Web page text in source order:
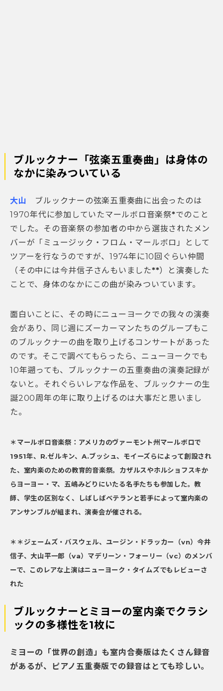
ブルックナー「弦楽五重奏曲」は身体の
なかに染みついている
大山
ブルックナーの弦楽五重奏曲に出会ったのは
1970年代に参加していたマールボロ音楽祭*でのこと
でした。その音楽祭の参加者の中から選抜されたメン
バーが「ミュージック・フロム・マールボロ」として
ツアーを行なうのですが、1974年に10回ぐらい仲間
（その中には今井信子さんもいました**）と演奏した
ことで、身体のなかにこの曲が染みついています。
面白いことに、その時にニューヨークでの我々の演奏
会があり、同じ週にズーカーマンたちのグループもこ
のブルックナーの曲を取り上げるコンサートがあった
のです。そこで調べてもらったら、ニューヨークでも
10年遡っても、ブルックナーの五重奏曲の演奏記録が
ないと。それぐらいレアな作品を、ブルックナーの生
誕200周年の年に取り上げるのは大事だと思いまし
た。
＊マールボロ音楽祭：アメリカのヴァーモント州マールボロで
1951年、R.ゼルキン、A.ブッシュ、モイーズらによって創設され
た、室内楽のための教育的音楽祭。カザルスやホルショフスキか
らヨーヨー・マ、五嶋みどりにいたる名手たちも参加した。教
師、学生の区別なく、しばしばベテランと若手によって室内楽の
アンサンブルが組まれ、演奏会が催される。
＊＊ジェームズ・バスウェル、ユージン・ドラッカー（vn）今井
信子、大山平一郎（va）マデリーン・フォーリー（vc）のメンバ
ーで、このレアな上演はニューヨーク・タイムズでもレビューさ
れた
ブルックナーとミヨーの室内楽でクラシ
ックの多様性を1枚に
ミヨーの「世界の創造」も室内合奏版はたくさん録音
があるが、ピアノ五重奏版での録音はとても珍しい。